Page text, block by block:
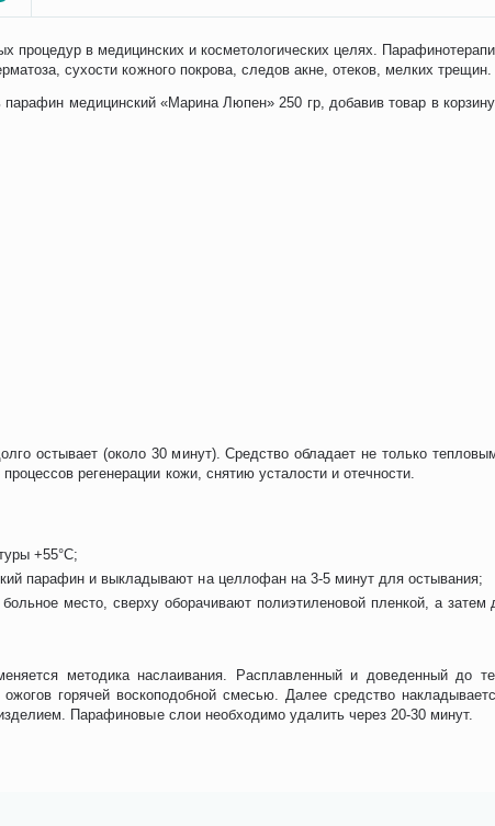
процедур в медицинских и косметологических целях.
сухости кожного покрова, следов акне, отеков, мелких трещин.
медицинский «Марина Люпен» 250 гр, добавив товар в
остывает (около 30 минут). Средство обладает не только
регенерации кожи, снятию усталости и отечности.
+55°C;
парафин и выкладывают на целлофан на 3-5 минут для остывания;
место, сверху оборачивают полиэтиленовой пленкой, а затем
методика наслаивания. Расплавленный и доведенный до
горячей воскоподобной смесью. Далее средство
Парафиновые слои необходимо удалить через 20-30 минут.